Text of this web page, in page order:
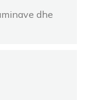
dhe